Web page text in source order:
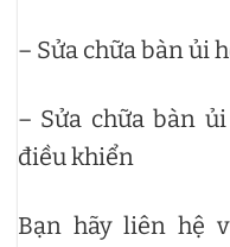
– Sửa chữa bàn ủi
– Sửa chữa bàn
điều khiển
Bạn hãy liên hệ